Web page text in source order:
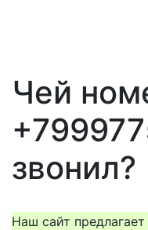
Чей
звонил?
Наш сайт